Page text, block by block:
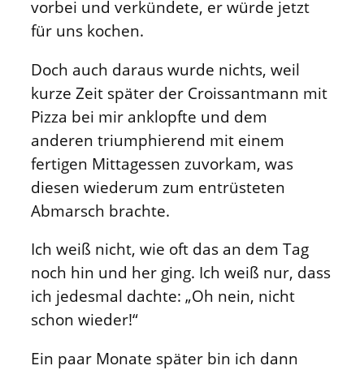
vorbei und verkündete, er würde jetzt
für uns kochen.
Doch auch daraus wurde nichts, weil
kurze Zeit später der Croissantmann mit
Pizza bei mir anklopfte und dem
anderen triumphierend mit einem
fertigen Mittagessen zuvorkam, was
diesen wiederum zum entrüsteten
Abmarsch brachte.
Ich weiß nicht, wie oft das an dem Tag
noch hin und her ging. Ich weiß nur, dass
ich jedesmal dachte: „Oh nein, nicht
schon wieder!“
Ein paar Monate später bin ich dann